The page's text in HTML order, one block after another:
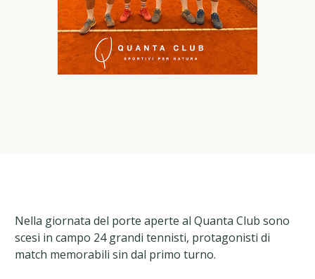
Nella giornata del porte aperte al Quanta Club sono
scesi in campo 24 grandi tennisti, protagonisti di
match memorabili sin dal primo turno.